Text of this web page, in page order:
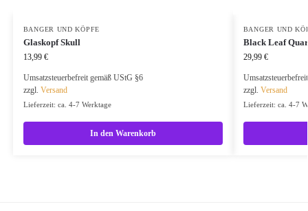
BANGER UND KÖPFE
Glaskopf Skull
13,99 €
Umsatzsteuerbefreit gemäß UStG §6
zzgl. Versand
Lieferzeit: ca. 4-7 Werktage
In den Warenkorb
BANGER UND
Black Leaf
29,99 €
zzgl. Versand
Lieferzeit: ca. 4-7